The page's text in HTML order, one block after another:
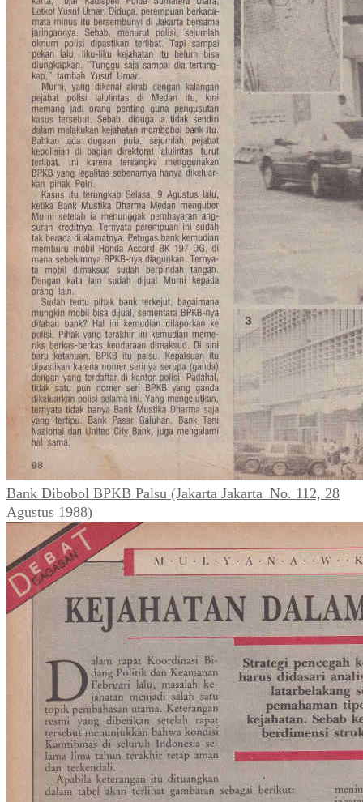
Bank Dibobol BPKB Palsu (Jakarta Jakarta_No. 112, 28
Agustus 1988)